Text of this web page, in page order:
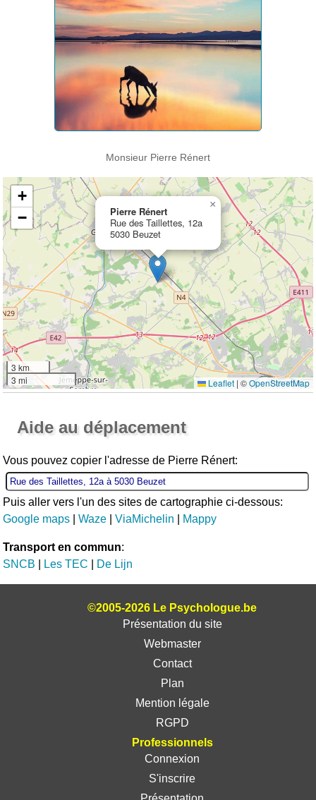
Monsieur Pierre Rénert
Pierre Rénert
Rue des Taillettes, 12a
5030 Beuzet
×
+
−
3 km
3 mi
Leaflet | ©OpenStreetMap
Aide au déplacement
Vous pouvez copier l'adresse de Pierre Rénert:
Puis aller vers l'un des sites de cartographie ci-dessous:
Google maps |Waze |ViaMichelin Mappy
Transport en commun:
SNCB
Les TEC De Lijn
©2005-2026 Le Psychologue.be
Présentation du site
Webmaster
Contact
Plan
Mention légale
RGPD
Professionnels
Connexion
S'inscrire